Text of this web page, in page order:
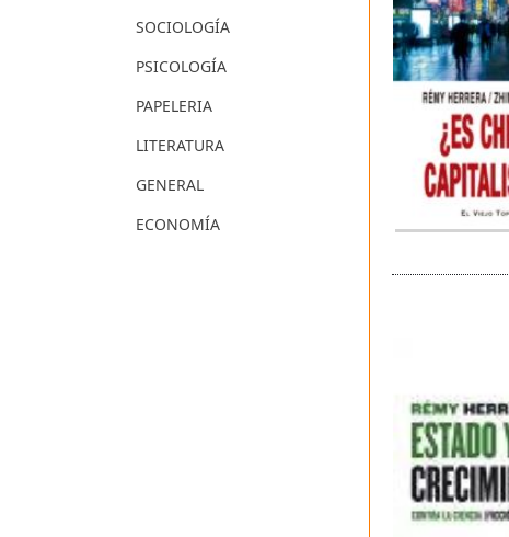
SOCIOLOGÍA
PSICOLOGÍA
PAPELERIA
LITERATURA
GENERAL
ECONOMÍA